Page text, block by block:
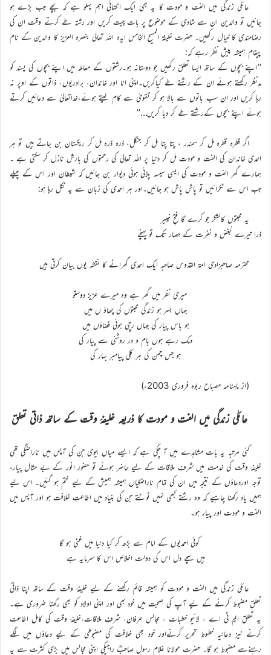
عائلی زندگی میں الفت و مودت کا یہ بھی ایک انتہائی اہم پہلو ہے کہ بچے جب بڑے ہو
جائیں تو والدین ان سے شادی کے موضوع پر بات چیت کریں اور رشتہ طے کرتے وقت ان کی
رضامندی کا خیال رکھیں۔ حضرت خلیفۃ المسیح الخامس ایدہ اللہ تعالیٰ بنصرہ العزیز کا والدین کے نام
پیغام ہمیشہ پیشِ نظر رہے کہ:
‘‘اپنے بچوں کے ساتھ ایسا تعلق رکھیں جو دوستانہ ہو۔رشتوں کے معاملہ میں اپنے بچوں کی پسند کو
مدِنظر رکھتے ہوئے ان کے رشتے طے کیاکریں۔اپنی انا اور خاندان، برادریوں، ذاتوں کے اوپر نہ
رہا کریں اور ان سب باتوں سے بالا ہو کر تقویٰ سے کام لیتے ہوئے،خداتعالیٰ سے دعائیں کرتے
ہوئے اپنے بچوں کےرشتے طے کر دیا کریں…’’
اگر قطرہ قطرہ مل کر سمندر ، پتا پتا مل کر جنگل، ذرہ ذرہ مل کر ریگستان بن جاتے ہیں تو ہر
احمدی خاندان کی الفت و مودت مل کر دنیا پر اللہ تعالیٰ کی رحمتوں کی بارش نازل کر سکتی ہے ۔
ہمارے گھر الفت و مودت کی ایسی سیسہ پلائی ہوئی دیوار بن جائیں کہ شیطان اور اس کے چیلے
جب اس سے ٹکرائیں تو پاش پاش ہو جائیں۔اور ہر احمدی کی زبان سے یہ نکل رہا ہو:
یہ محبتوں کالشکر جو کرے گا فتحِ خیبر
ذرا تیرے بُغض و نفرت کے حِصار تک تو پہنچے
محترمہ صاحبزادی امۃ القدوس صاحبہ ایک احمدی گھرانے کا نقشہ یوں بیان کرتی ہیں
میری نظر میں گھر ہے وہ میرے عزیز دوستو
جہاں بسر ہو زندگی محبتوں کی چھاؤ ں میں
ہو باس پیار کی جہاں رچی ہوئی فضاؤں میں
دمک رہے ہوں بام و در روشنی سے پیار کی
ہو جس چمن کی ہر کلی پیامبر بہار کی
(از ماہنامہ مصباح ربوہ فروری 2003ء)
عائلی زندگی میں الفت و مودت کا ذریعہ خلیفۂ وقت کے ساتھ ذاتی تعلق
کئی مرتبہ یہ بات مشاہدے میں آ چکی ہے کہ ایسے میاں بیوی جن کی آپس میں ناراضگی تھی
خلیفۂ وقت کی خدمت میں شرفِ ملاقات کے لیے حاضر ہوئے تو حضور انور کے بے مثال پیار،
توجہ اوردعاؤں کے نتیجہ میں ان کی تمام ناراضگیاں ہمیشہ ہمیش کے لیے ختم ہو گئیں۔ اس لیے
ہمیں یاد رکھنا چاہیے کہ وہ رشتے کبھی نہیں ٹوٹتے جن کی بنیاد میں اطاعتِ خلافت ہو اور آپس میں
الفت و مودت اور پیار ہو۔
کوئی احمدیوں کے امام سے بڑھ کر کیا دنیا میں غنی ہو گا
ہیں سچے دل اس کی دولت اخلاص اس کا سرمایہ ہے
عائلی زندگی میں الفت و مودت کو ہمیشہ قائم رکھنے کے لیے خلیفۂ وقت کے ساتھ اپنا ذاتی
تعلق مضبوط کرنے کے لیے آپ کی صحبت میں خود بھی اور اپنی اولاد کو بھی رکھنا ضروری ہے۔
یہ تعلق ایم ٹی اے ، لائیو خطبات ، مجالس عرفان، شرفِ ملاقات،خلیفۂ وقت کی کامل اطاعت
کرنے نیز دعائیہ خطوط تحریر کرنےاور خود بھی خلافت کی مضبوطی کے لیے دعاؤں میں لگے
رہنےسے مضبوط ہو گا۔ حضرت مولانا غلام رسول صاحبؓ راجیکی اپنی مجالس میں بڑی کثرت سے یہ